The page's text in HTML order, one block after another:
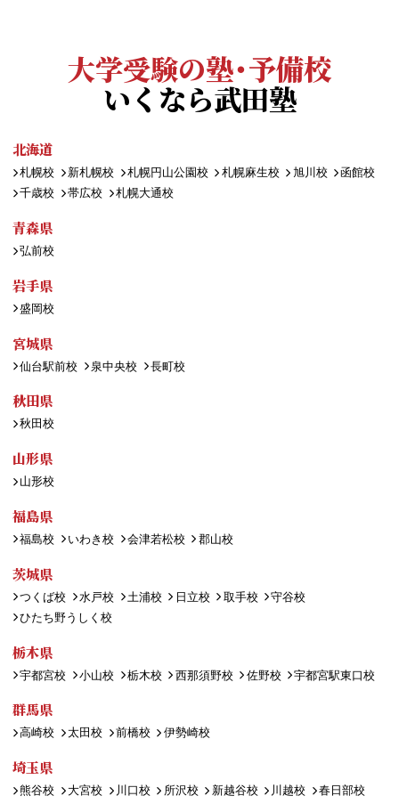
大学受験の塾・予備校
いくなら武田塾
北海道
札幌校 新札幌校 札幌円山公園校 札幌麻生校 旭川校
函館校
千歳校
帯広校 札幌大通校
青森県
弘前校
岩手県
盛岡校
宮城県
仙台駅前校 泉中央校 長町校
秋田県
秋田校
山形県
山形校
福島県
福島校 いわき校 会津若松校 郡山校
茨城県
つくば校 水戸校 土浦校 日立校 取手校
守谷校
ひたち野うしく校
栃木県
宇都宮校 小山校 栃木校 西那須野校 佐野校 宇都宮駅東口校
群馬県
高崎校 太田校 前橋校 伊勢崎校
埼玉県
熊谷校 大宮校 川口校 所沢校 新越谷校 川越校 春日部校